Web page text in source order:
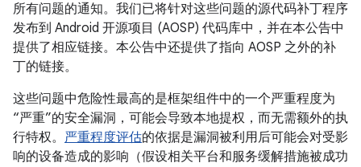
所有问题的通知。我们已将针对这些问题的源代码补丁程序
发布到 Android 开源项目 (AOSP) 代码库中，并在本公告中
提供了相应链接。本公告中还提供了指向 AOSP 之外的补
丁的链接。
这些问题中危险性最高的是框架组件中的一个严重程度为
“严重”的安全漏洞，可能会导致本地提权，而无需额外的执
行特权。 严重程度评估的依据是漏洞被利用后可能会对受影
响的设备造成的影响（假设相关平台和服务缓解措施被成功